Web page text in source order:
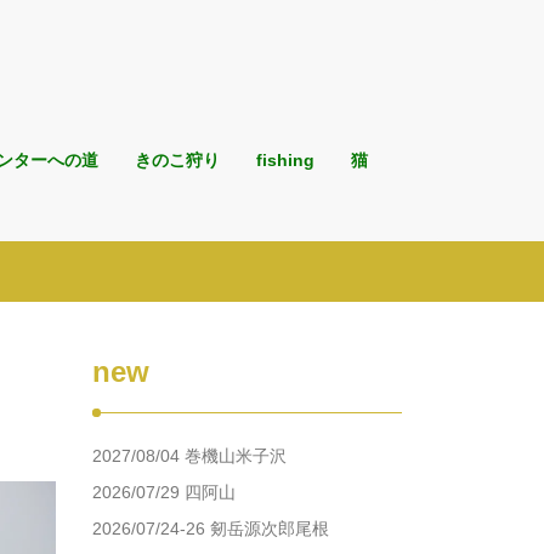
ターへの道 きのこ狩り fishing 猫
new
2027/08/04 巻機山米子沢
2026/07/29 四阿山
2026/07/24-26 剱岳源次郎尾根